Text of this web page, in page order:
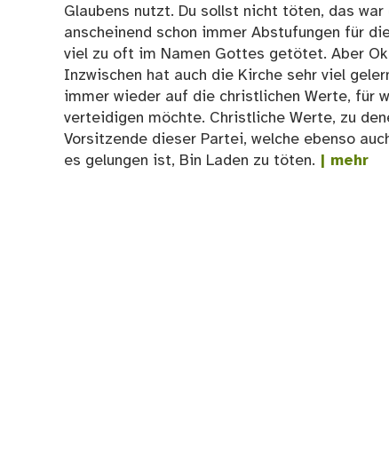
Glaubens nutzt. Du sollst nicht töten, das
anscheinend schon immer Abstufungen für
viel zu oft im Namen Gottes getötet. Aber
Inzwischen hat auch die Kirche sehr viel
immer wieder auf die christlichen Werte, für
verteidigen möchte. Christliche Werte, zu
Vorsitzende dieser Partei, welche ebenso
es gelungen ist, Bin Laden zu töten. | mehr